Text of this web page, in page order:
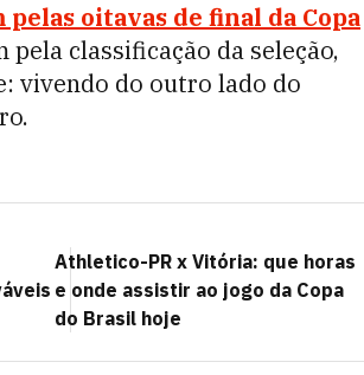
oitavas de final da Copa
classificação da seleção,
vivendo do outro lado do
Athletico-PR x Vitória: que horas
e onde assistir ao jogo da Copa
do Brasil hoje